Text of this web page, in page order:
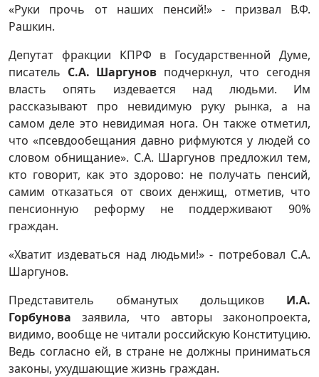
«Руки прочь от наших пенсий!» - призвал В.Ф.
Рашкин.
Депутат фракции КПРФ в Государственной Думе,
писатель С.А. Шаргунов подчеркнул, что сегодня
власть опять издевается над людьми. Им
рассказывают про невидимую руку рынка, а на
самом деле это невидимая нога. Он также отметил,
что «псевдообещания давно рифмуются у людей со
словом обнищание». С.А. Шаргунов предложил тем,
кто говорит, как это здорово: не получать пенсий,
самим отказаться от своих денжищ, отметив, что
пенсионную реформу не поддерживают 90%
граждан.
«Хватит издеваться над людьми!» - потребовал С.А.
Шаргунов.
Представитель обманутых дольщиков И.А.
Горбунова заявила, что авторы законопроекта,
видимо, вообще не читали российскую Конституцию.
Ведь согласно ей, в стране не должны приниматься
законы, ухудшающие жизнь граждан.